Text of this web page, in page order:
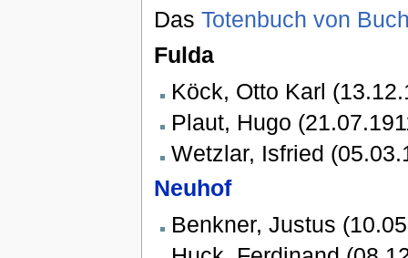
Das Totenbuch von
Fulda
Köck, Otto Karl
Plaut, Hugo
Wetzlar, Isfried
Neuhof
Benkner, Justus